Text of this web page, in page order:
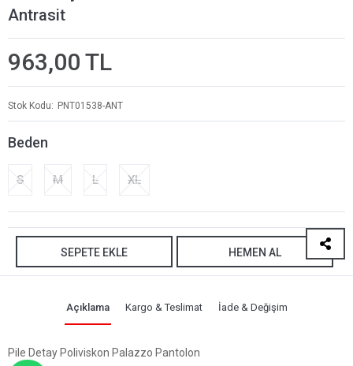
Antrasit
963,00 TL
Stok Kodu PNT01538-ANT
Beden
S M L XL
SEPETE EKLE HEMEN AL
Açıklama Kargo & Teslimat İade & Değişim
Pile Detay Poliviskon Palazzo Pantolon